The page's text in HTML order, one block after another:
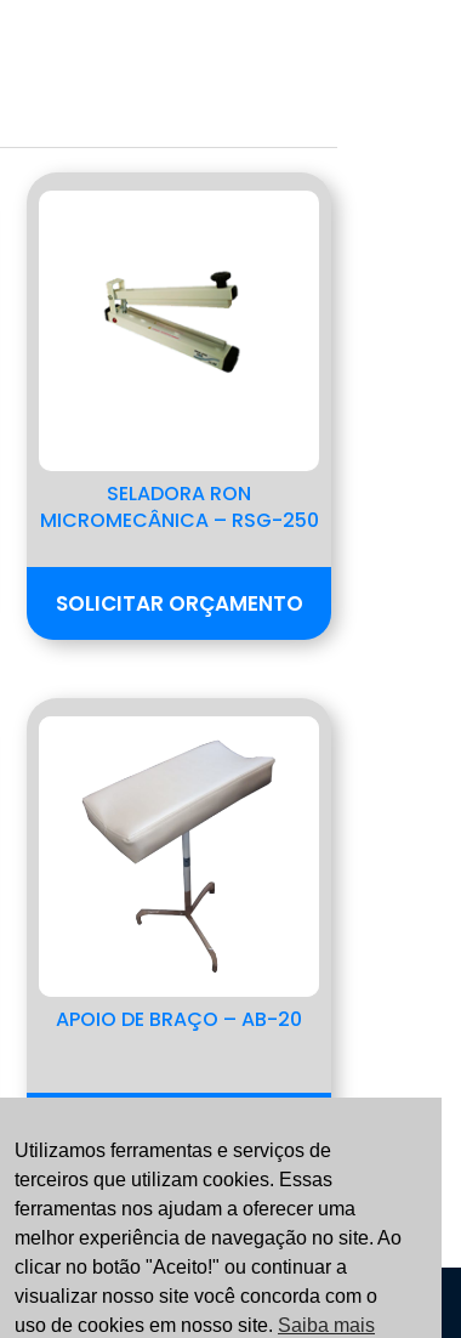
SELADORA RON
MICROMECÂNICA – RSG-250
SOLICITAR ORÇAMENTO
APOIO DE BRAÇO – AB-20
CONTATO:
Utilizamos ferramentas e serviços de
terceiros que utilizam cookies. Essas
ferramentas nos ajudam a oferecer uma
melhor experiência de navegação no site. Ao
clicar no botão "Aceito!" ou continuar a
visualizar nosso site você concorda com o
uso de cookies em nosso site. Saiba mais